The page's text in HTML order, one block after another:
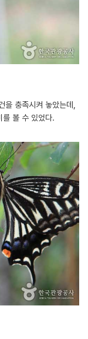
충족시켜 놓았는데,
를 볼 수 있었다.